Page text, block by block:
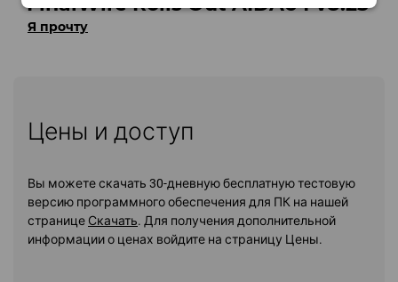
Я прочту
Цены и доступ
Вы можете скачать 30-дневную бесплатную тестовую
версию программного обеспечения для ПК на нашей
странице Скачать. Для получения дополнительной
информации о ценах войдите на страницу Цены.